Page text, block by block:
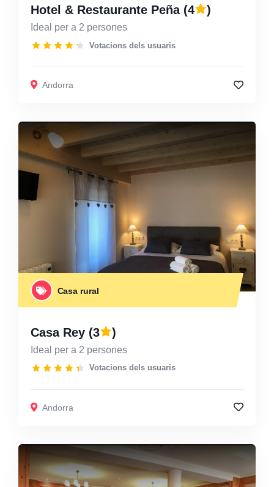
Hotel & Restaurante Peña(4 )
Ideal per a 2 persones
Votacions dels usuaris
Andorra
Casa rural
Casa Rey (3 )
Ideal per a 2 persones
Votacions dels usuaris
Andorra